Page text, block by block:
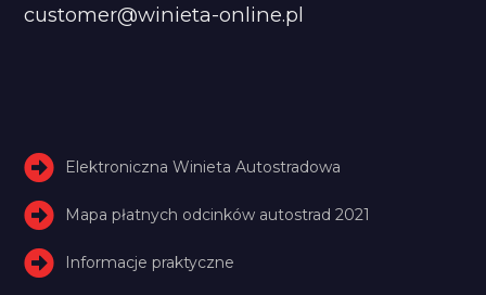
customer@winieta-online.pl
Elektroniczna Winieta Autostradowa
Mapa płatnych odcinków autostrad 2021
Informacje praktyczne